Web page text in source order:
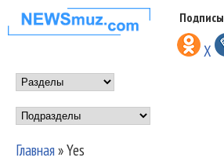
Перейти к
содержанию
НОВОСТИ
МУЗЫКИ И
ШОУ БИЗНЕСА
NEWSMUZ.COM
X
Main menu
Подразделы
Главная»Yes